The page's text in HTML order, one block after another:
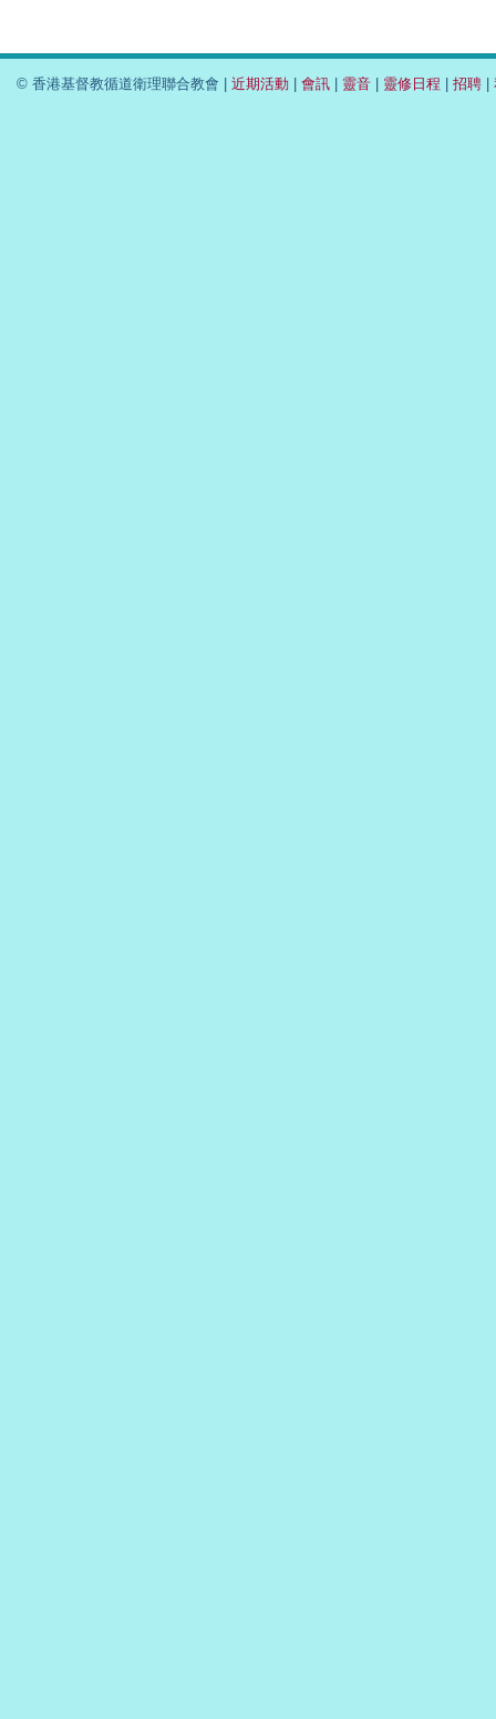
© 香港基督教循道衛理聯合教會 | 近期活動 | 會訊 | 靈音 | 靈修日程 | 招聘 |